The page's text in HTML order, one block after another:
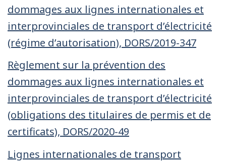
dommages aux lignes internationales et
interprovinciales de transport d’électricité
(régime d’autorisation), DORS/2019-347
Règlement sur la prévention des
dommages aux lignes internationales et
interprovinciales de transport d’électricité
(obligations des titulaires de permis et de
certificats), DORS/2020-49
Lignes internationales de transport